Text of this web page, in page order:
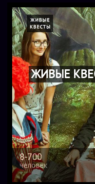
ЖИВЫЕ
8-700
человек